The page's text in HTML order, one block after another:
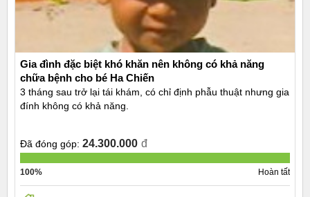
Gia đình đặc biệt khó khăn nên không có khả năng
chữa bệnh cho bé Ha Chiến
3 tháng sau trở lại tái khám, có chỉ định phẫu thuật nhưng gia
đính không có khả năng.
Đã đóng góp: 24.300.000 đ
100% Hoàn tất